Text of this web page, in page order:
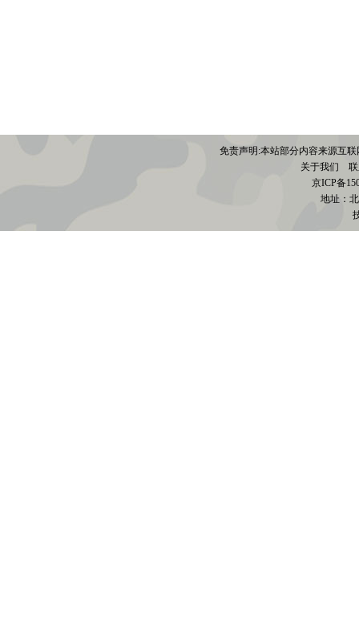
免责声明:本站部分内容来源互
关于我们
联
京ICP备
地址：